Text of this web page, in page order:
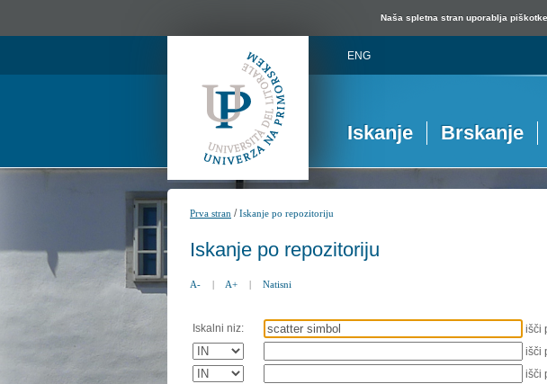
Naša spletna stran uporablja
ENG
Iskanje Brskanje
Prva stran /Iskanje po repozitoriju
Iskanje po repozitoriju
A- | A+ | Natisni
Iskalni niz:
išči
išči
išči